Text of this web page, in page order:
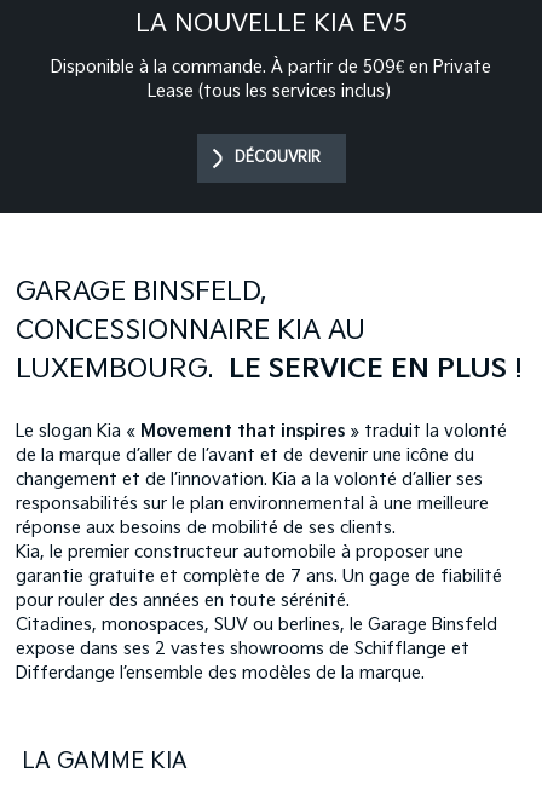
LA NOUVELLE KIA EV5
Disponible à la commande. À partir de 509€ en Private
Lease (tous les services inclus)
DÉCOUVRIR
GARAGE BINSFELD,
CONCESSIONNAIRE KIA AU
LUXEMBOURG. LE SERVICE EN PLUS !
Le slogan Kia « Movement that inspires» traduit la volonté
de la marque d’aller de l’avant et de devenir une icône du
changement et de l’innovation. Kia a la volonté d’allier ses
responsabilités sur le plan environnemental à une meilleure
réponse aux besoins de mobilité de ses clients.
Kia, le premier constructeur automobile à proposer une
garantie gratuite et complète de 7 ans. Un gage de fiabilité
pour rouler des années en toute sérénité.
Citadines, monospaces, SUV ou berlines, le Garage Binsfeld
expose dans ses 2 vastes showrooms de Schifflange et
Differdange l’ensemble des modèles de la marque.
LA GAMME KIA